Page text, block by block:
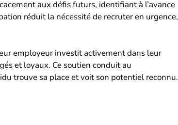
aux défis futurs, identifiant à l’avance
réduit la nécessité de recruter en urgence,
employeur investit activement dans leur
et loyaux. Ce soutien conduit au
trouve sa place et voit son potentiel reconnu.